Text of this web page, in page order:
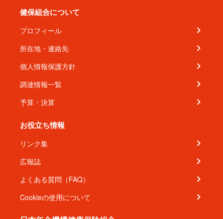
健保組合について
プロフィール
所在地・連絡先
個人情報保護方針
調達情報一覧
予算・決算
お役立ち情報
リンク集
広報誌
よくある質問（FAQ）
Cookieの使用について